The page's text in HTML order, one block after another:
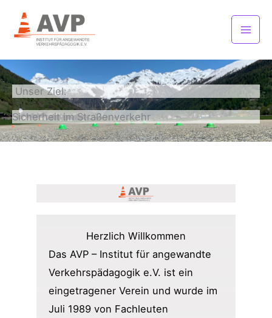
Inhalt
springen
Unser Ziel:
Sicherheit im Straßenverkehr
Herzlich Willkommen
Das AVP – Institut für angewandte
Verkehrspädagogik e.V. ist ein
eingetragener Verein und wurde im
Juli 1989 von Fachleuten